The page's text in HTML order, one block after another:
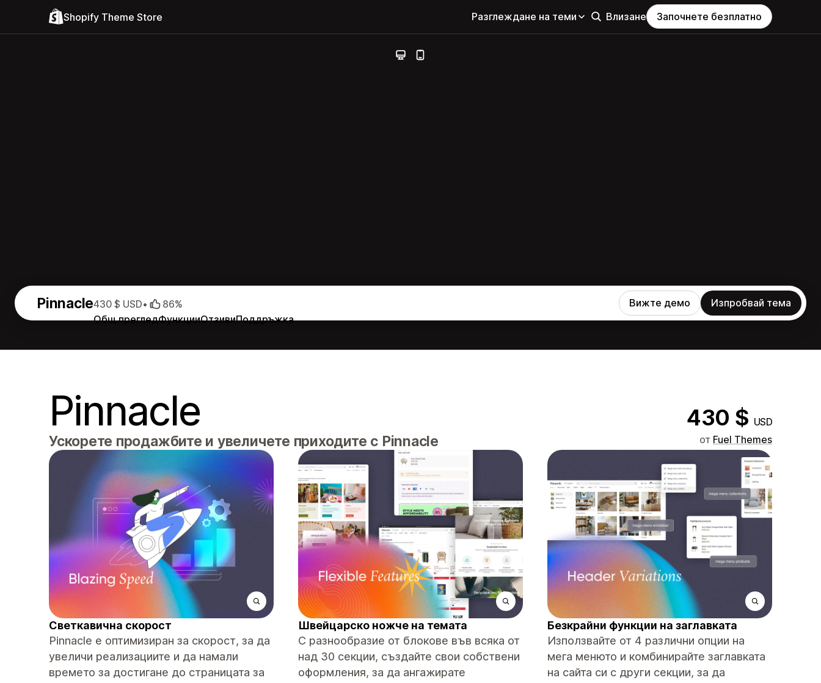
Shopify Theme Store Разглеждане на теми Влизане Започнете безплатно
Pinnacle
Общ прегледФункцииОтзивиПоддръжка
430 $ USD• 86% Вижте демо Изпробвай тема
Pinnacle 430 $ USD
Ускорете продажбите и увеличете приходите с Pinnacle от Fuel Themes
Светкавична скорост
Pinnacle е оптимизиран за скорост, за да
увеличи реализациите и да намали
времето за достигане до страницата за
Швейцарско ножче на темата
С разнообразие от блокове във всяка от
над 30 секции, създайте свои собствени
оформления, за да ангажирате
Безкрайни функции на заглавката
Използвайте от 4 различни опции на
мега менюто и комбинирайте заглавката
на сайта си с други секции, за да